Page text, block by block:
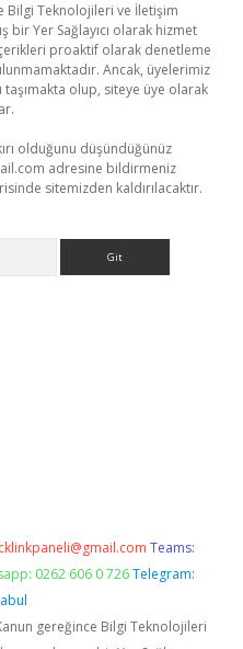
Bilgi Teknolojileri ve İletişim
bir Yer Sağlayıcı olarak hizmet
proaktif olarak denetleme
Ancak, üyelerimiz
olup, siteye üye olarak
olduğunu düşündüğünüz
adresine bildirmeniz
sitemizden kaldırılacaktır.
Teams:
0262 606 0 726 Telegram:
gereğince Bilgi Teknolojileri